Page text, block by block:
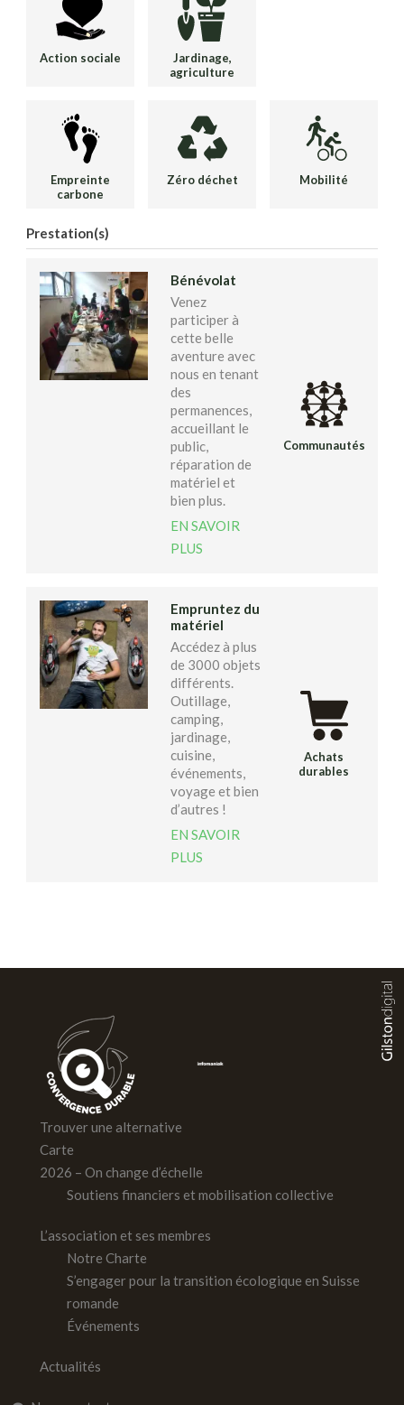
Action sociale
Jardinage,
agriculture
Empreinte
carbone
Zéro déchet Mobilité
Prestation(s)
Bénévolat
Venez
participer à
cette belle
aventure avec
nous en tenant
des
permanences,
accueillant le
public,
réparation de
matériel et
bien plus.
EN SAVOIR
PLUS
Communautés
Empruntez du
matériel
Accédez à plus
de 3000 objets
différents.
Outillage,
camping,
jardinage,
cuisine,
événements,
voyage et bien
d’autres !
EN SAVOIR
PLUS
Achats
durables
Trouver une alternative
Carte
2026 – On change d’échelle
Soutiens financiers et mobilisation collective
L’association et ses membres
Notre Charte
S’engager pour la transition écologique en Suisse
romande
Événements
Actualités